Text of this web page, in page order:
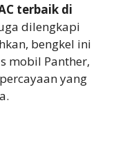
terbaik di
dilengkapi
bengkel ini
mobil Panther,
yang